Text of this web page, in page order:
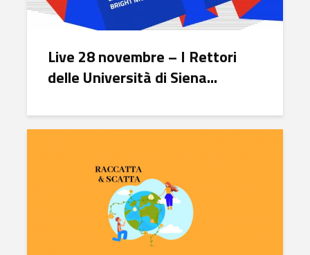
Live 28 novembre – I Rettori
delle Università di Siena...